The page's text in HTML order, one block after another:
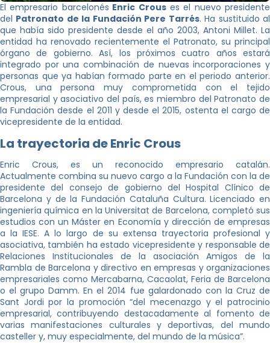
El empresario barcelonés Enric Crouses el nuevo presidente
del Patronato de la Fundación Pere Tarrés. Ha sustituido al
que había sido presidente desde el año 2003, Antoni Millet. La
entidad ha renovado recientemente el Patronato, su principal
órgano de gobierno. Así, los próximos cuatro años estará
integrado por una combinación de nuevas incorporaciones y
personas que ya habían formado parte en el periodo anterior.
Crous, una persona muy comprometida con el tejido
empresarial y asociativo del país, es miembro del Patronato de
la Fundación desde el 2011 y desde el 2015, ostenta el cargo de
vicepresidente de la entidad.
La trayectoria de Enric Crous
Enric Crous, es un reconocido empresario catalán.
Actualmente combina su nuevo cargo a la Fundación con la de
presidente del consejo de gobierno del Hospital Clínico de
Barcelona y de la Fundación Cataluña Cultura. Licenciado en
ingeniería química en la Universitat de Barcelona, completó sus
estudios con un Máster en Economía y dirección de empresas
a la IESE. A lo largo de su extensa trayectoria profesional y
asociativa, también ha estado vicepresidente y responsable de
Relaciones Institucionales de la asociación Amigos de la
Rambla de Barcelona y directivo en empresas y organizaciones
empresariales como Mercabarna, Cacaolat, Feria de Barcelona
o el grupo Damm. En el 2014 fue galardonado con la Cruz de
Sant Jordi por la promoción “del mecenazgo y el patrocinio
empresarial, contribuyendo destacadamente al fomento de
varias manifestaciones culturales y deportivas, del mundo
casteller y, muy especialmente, del mundo de la música”.